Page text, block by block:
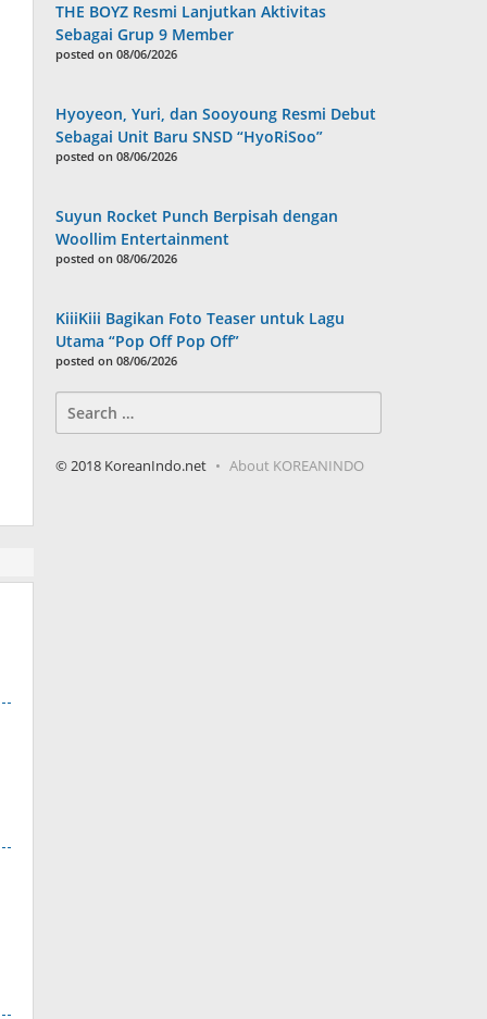
THE BOYZ Resmi Lanjutkan Aktivitas
Sebagai Grup 9 Member
posted on 08/06/2026
Hyoyeon, Yuri, dan Sooyoung Resmi Debut
Sebagai Unit Baru SNSD “HyoRiSoo”
posted on 08/06/2026
Suyun Rocket Punch Berpisah dengan
Woollim Entertainment
posted on 08/06/2026
KiiiKiii Bagikan Foto Teaser untuk Lagu
Utama “Pop Off Pop Off”
posted on 08/06/2026
for:
© 2018 KoreanIndo.net About KOREANINDO